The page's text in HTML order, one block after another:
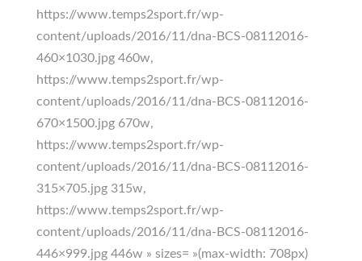
https://www.temps2sport.fr/wp-
content/uploads/2016/11/dna-BCS-08112016-
460×1030.jpg 460w,
https://www.temps2sport.fr/wp-
content/uploads/2016/11/dna-BCS-08112016-
670×1500.jpg 670w,
https://www.temps2sport.fr/wp-
content/uploads/2016/11/dna-BCS-08112016-
315×705.jpg 315w,
https://www.temps2sport.fr/wp-
content/uploads/2016/11/dna-BCS-08112016-
446×999.jpg 446w » sizes= »(max-width: 708px)